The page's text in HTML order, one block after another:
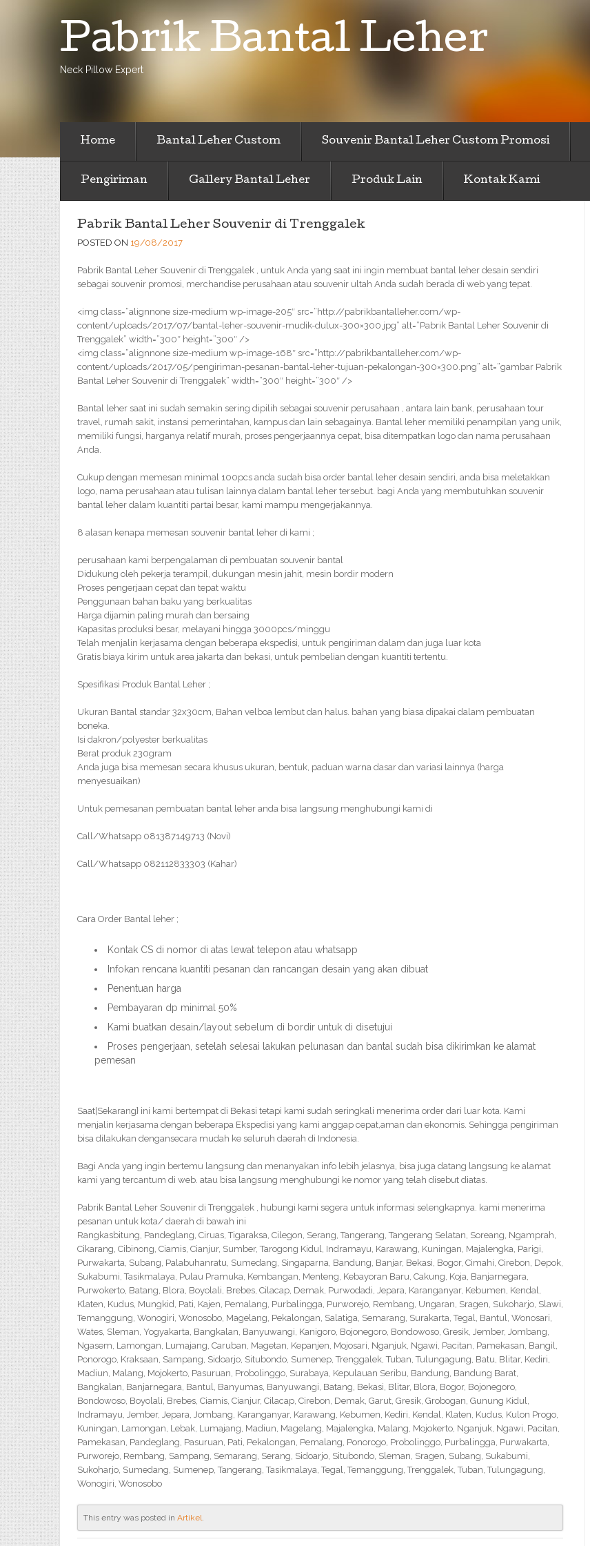
Pabrik Bantal Leher
Neck Pillow Expert
Home Bantal Leher Custom Souvenir Bantal Leher Custom Promosi
Pengiriman Gallery Bantal Leher Produk Lain Kontak Kami
Pabrik Bantal Leher Souvenir di Trenggalek
POSTED ON 19/08/2017
Pabrik Bantal Leher Souvenir di Trenggalek , untuk Anda yang saat ini ingin membuat bantal leher desain sendiri
sebagai souvenir promosi, merchandise perusahaan atau souvenir ultah Anda sudah berada di web yang tepat.
<img class=”alignnone size-medium wp-image-205″ src=”http://pabrikbantalleher.com/wp-
content/uploads/2017/07/bantal-leher-souvenir-mudik-dulux-300×300.jpg” alt=”Pabrik Bantal Leher Souvenir di
Trenggalek” width=”300″ height=”300″ />
<img class=”alignnone size-medium wp-image-168″ src=”http://pabrikbantalleher.com/wp-
content/uploads/2017/05/pengiriman-pesanan-bantal-leher-tujuan-pekalongan-300×300.png” alt=”gambar Pabrik
Bantal Leher Souvenir di Trenggalek” width=”300″ height=”300″ />
Bantal leher saat ini sudah semakin sering dipilih sebagai souvenir perusahaan , antara lain bank, perusahaan tour
travel, rumah sakit, instansi pemerintahan, kampus dan lain sebagainya. Bantal leher memiliki penampilan yang unik,
memiliki fungsi, harganya relatif murah, proses pengerjaannya cepat, bisa ditempatkan logo dan nama perusahaan
Anda.
Cukup dengan memesan minimal 100pcs anda sudah bisa order bantal leher desain sendiri, anda bisa meletakkan
logo, nama perusahaan atau tulisan lainnya dalam bantal leher tersebut. bagi Anda yang membutuhkan souvenir
bantal leher dalam kuantiti partai besar, kami mampu mengerjakannya.
8 alasan kenapa memesan souvenir bantal leher di kami ;
perusahaan kami berpengalaman di pembuatan souvenir bantal
Didukung oleh pekerja terampil, dukungan mesin jahit, mesin bordir modern
Proses pengerjaan cepat dan tepat waktu
Penggunaan bahan baku yang berkualitas
Harga dijamin paling murah dan bersaing
Kapasitas produksi besar, melayani hingga 3000pcs/minggu
Telah menjalin kerjasama dengan beberapa ekspedisi, untuk pengiriman dalam dan juga luar kota
Gratis biaya kirim untuk area jakarta dan bekasi, untuk pembelian dengan kuantiti tertentu.
Spesifikasi Produk Bantal Leher ;
Ukuran Bantal standar 32x30cm, Bahan velboa lembut dan halus. bahan yang biasa dipakai dalam pembuatan
boneka.
Isi dakron/polyester berkualitas
Berat produk 230gram
Anda juga bisa memesan secara khusus ukuran, bentuk, paduan warna dasar dan variasi lainnya (harga
menyesuaikan)
Untuk pemesanan pembuatan bantal leher anda bisa langsung menghubungi kami di
Call/Whatsapp 081387149713 (Novi)
Call/Whatsapp 082112833303 (Kahar)
Cara Order Bantal leher ;
Kontak CS di nomor di atas lewat telepon atau whatsapp
Infokan rencana kuantiti pesanan dan rancangan desain yang akan dibuat
Penentuan harga
Pembayaran dp minimal 50%
Kami buatkan desain/layout sebelum di bordir untuk di disetujui
Proses pengerjaan, setelah selesai lakukan pelunasan dan bantal sudah bisa dikirimkan ke alamat
pemesan
Saat|Sekarang} ini kami bertempat di Bekasi tetapi kami sudah seringkali menerima order dari luar kota. Kami
menjalin kerjasama dengan beberapa Ekspedisi yang kami anggap cepat,aman dan ekonomis. Sehingga pengiriman
bisa dilakukan dengansecara mudah ke seluruh daerah di Indonesia.
Bagi Anda yang ingin bertemu langsung dan menanyakan info lebih jelasnya, bisa juga datang langsung ke alamat
kami yang tercantum di web. atau bisa langsung menghubungi ke nomor yang telah disebut diatas.
Pabrik Bantal Leher Souvenir di Trenggalek , hubungi kami segera untuk informasi selengkapnya. kami menerima
pesanan untuk kota/ daerah di bawah ini
Rangkasbitung, Pandeglang, Ciruas, Tigaraksa, Cilegon, Serang, Tangerang, Tangerang Selatan, Soreang, Ngamprah,
Cikarang, Cibinong, Ciamis, Cianjur, Sumber, Tarogong Kidul, Indramayu, Karawang, Kuningan, Majalengka, Parigi,
Purwakarta, Subang, Palabuhanratu, Sumedang, Singaparna, Bandung, Banjar, Bekasi, Bogor, Cimahi, Cirebon, Depok,
Sukabumi, Tasikmalaya, Pulau Pramuka, Kembangan, Menteng, Kebayoran Baru, Cakung, Koja, Banjarnegara,
Purwokerto, Batang, Blora, Boyolali, Brebes, Cilacap, Demak, Purwodadi, Jepara, Karanganyar, Kebumen, Kendal,
Klaten, Kudus, Mungkid, Pati, Kajen, Pemalang, Purbalingga, Purworejo, Rembang, Ungaran, Sragen, Sukoharjo, Slawi,
Temanggung, Wonogiri, Wonosobo, Magelang, Pekalongan, Salatiga, Semarang, Surakarta, Tegal, Bantul, Wonosari,
Wates, Sleman, Yogyakarta, Bangkalan, Banyuwangi, Kanigoro, Bojonegoro, Bondowoso, Gresik, Jember, Jombang,
Ngasem, Lamongan, Lumajang, Caruban, Magetan, Kepanjen, Mojosari, Nganjuk, Ngawi, Pacitan, Pamekasan, Bangil,
Ponorogo, Kraksaan, Sampang, Sidoarjo, Situbondo, Sumenep, Trenggalek, Tuban, Tulungagung, Batu, Blitar, Kediri,
Madiun, Malang, Mojokerto, Pasuruan, Probolinggo, Surabaya, Kepulauan Seribu, Bandung, Bandung Barat,
Bangkalan, Banjarnegara, Bantul, Banyumas, Banyuwangi, Batang, Bekasi, Blitar, Blora, Bogor, Bojonegoro,
Bondowoso, Boyolali, Brebes, Ciamis, Cianjur, Cilacap, Cirebon, Demak, Garut, Gresik, Grobogan, Gunung Kidul,
Indramayu, Jember, Jepara, Jombang, Karanganyar, Karawang, Kebumen, Kediri, Kendal, Klaten, Kudus, Kulon Progo,
Kuningan, Lamongan, Lebak, Lumajang, Madiun, Magelang, Majalengka, Malang, Mojokerto, Nganjuk, Ngawi, Pacitan,
Pamekasan, Pandeglang, Pasuruan, Pati, Pekalongan, Pemalang, Ponorogo, Probolinggo, Purbalingga, Purwakarta,
Purworejo, Rembang, Sampang, Semarang, Serang, Sidoarjo, Situbondo, Sleman, Sragen, Subang, Sukabumi,
Sukoharjo, Sumedang, Sumenep, Tangerang, Tasikmalaya, Tegal, Temanggung, Trenggalek, Tuban, Tulungagung,
Wonogiri, Wonosobo
This entry was posted in Artikel.